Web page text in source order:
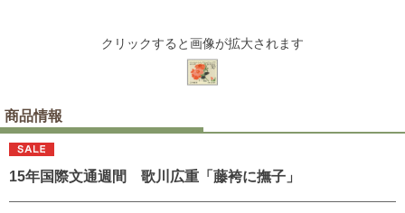
クリックすると画像が拡大されます
商品情報
15年国際文通週間 歌川広重「藤袴に撫子」